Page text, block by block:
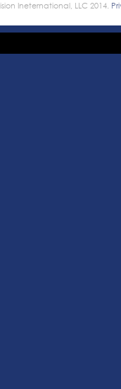
Ineternational, LLC 2014.